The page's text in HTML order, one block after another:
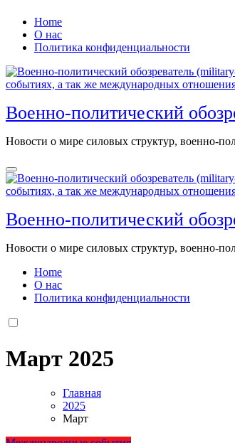
Перейти
содержанию
Home
О нас
Политика конфиденциальности
Военно-политический
Новости о мире силовых структур, военно-
Военно-политический
Новости о мире силовых структур, военно-
Home
О нас
Политика конфиденциальности
Март 2025
Главная
2025
Март